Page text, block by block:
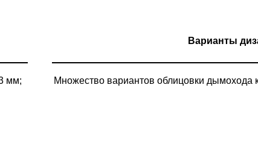
мм;
Варианты
Множество вариантов облицовки дымохода